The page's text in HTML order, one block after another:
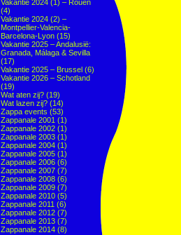
Vakantie 2024 (1) – Rouen
(4)
Vakantie 2024 (2) –
Montpellier-Valencia-
Barcelona-Lyon (15)
Vakantie 2025 – Andalusië:
Granada, Málaga & Sevilla
(17)
Vakantie 2025 – Brussel (6)
Vakantie 2026 – Schotland
(19)
Wat aten zij? (19)
Wat lazen zij? (14)
Zappa events (53)
Zappanale 2001 (1)
Zappanale 2002 (1)
Zappanale 2003 (1)
Zappanale 2004 (1)
Zappanale 2005 (1)
Zappanale 2006 (6)
Zappanale 2007 (7)
Zappanale 2008 (6)
Zappanale 2009 (7)
Zappanale 2010 (5)
Zappanale 2011 (6)
Zappanale 2012 (7)
Zappanale 2013 (7)
Zappanale 2014 (8)